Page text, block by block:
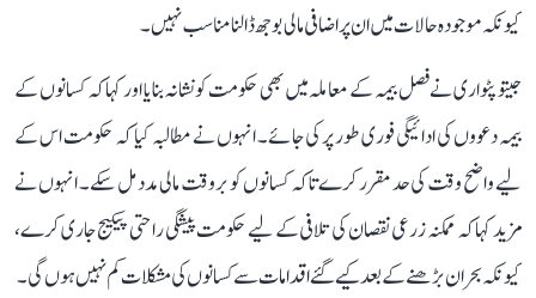
کیونکہ موجودہ حالات میں ان پر اضافی مالی بوجھ ڈالنا مناسب نہیں۔
جیتو پٹواری نے فصل بیمہ کے معاملہ میں بھی حکومت کو نشانہ بنایا اور کہا کہ کسانوں کے
بیمہ دعووں کی ادائیگی فوری طور پر کی جائے۔ انہوں نے مطالبہ کیا کہ حکومت اس کے
لیے واضح وقت کی حد مقرر کرے تاکہ کسانوں کو بروقت مالی مدد مل سکے۔ انہوں نے
مزید کہا کہ ممکنہ زرعی نقصان کی تلافی کے لیے حکومت پیشگی راحتی پیکیج جاری کرے،
کیونکہ بحران بڑھنے کے بعد کیے گئے اقدامات سے کسانوں کی مشکلات کم نہیں ہوں گی۔